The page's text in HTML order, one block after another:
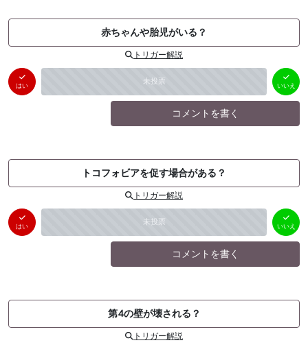
赤ちゃんや胎児がいる？
トリガー解説
はい 未投票
いいえ
（ 0件）
いいえ
コメントを書く
トコフォビアを促す場合がある？
トリガー解説
はい 未投票
いいえ
（ 0件）
いいえ
コメントを書く
第4の壁が壊される？
トリガー解説